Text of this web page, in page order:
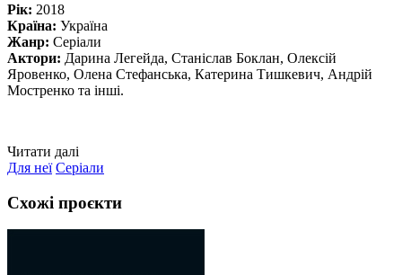
Рік: 2018
Країна: Україна
Жанр: Серіали
Актори: Дарина Легейда, Станіслав Боклан, Олексій
Яровенко, Олена Стефанська, Катерина Тишкевич, Андрій
Мостренко та інші.
Читати далі
Для неї Серіали
Схожі проєкти